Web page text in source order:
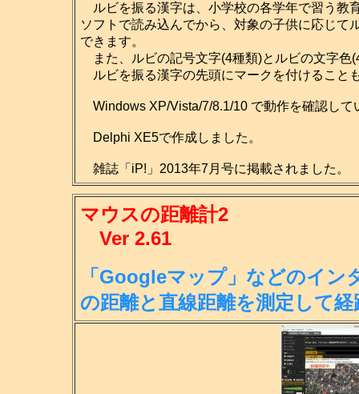
ルビを振る漢字は、小学校の各学年で習う教
ソフトで読み込んでから、対象の子供に応じて
できます。
また、ルビの記号文字(4種類)とルビの文字色
ルビを振る漢字の先頭にマークを付けること
Windows XP/Vista/7/8.1/10 で動作を確認して
Delphi XE5で作成しました。
雑誌「iP!」2013年7月号に掲載されました。
マウスの距離計2
Ver 2.61
「Googleマップ」などのイン
の距離と直線距離を測定して